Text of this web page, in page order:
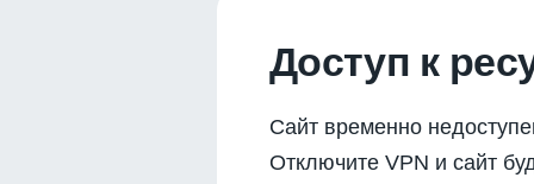
Доступ к
Сайт временно
Отключите VPN и сайт